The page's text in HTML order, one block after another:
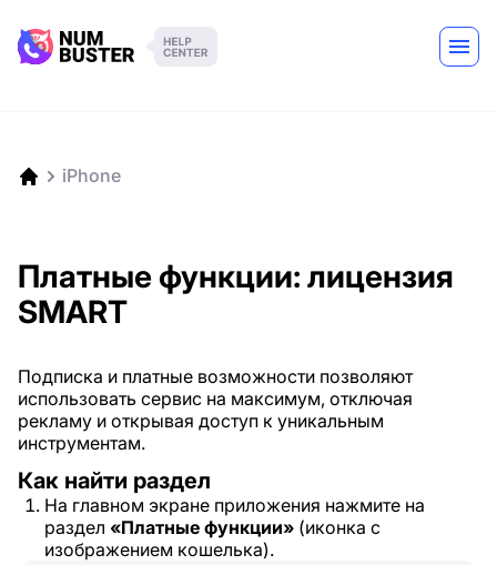
iPhone
Платные функции: лицензия
SMART
Подписка и платные возможности позволяют
использовать сервис на максимум, отключая
рекламу и открывая доступ к уникальным
инструментам.
Как найти раздел
На главном экране приложения нажмите на
раздел «Платные функции» (иконка с
изображением кошелька).